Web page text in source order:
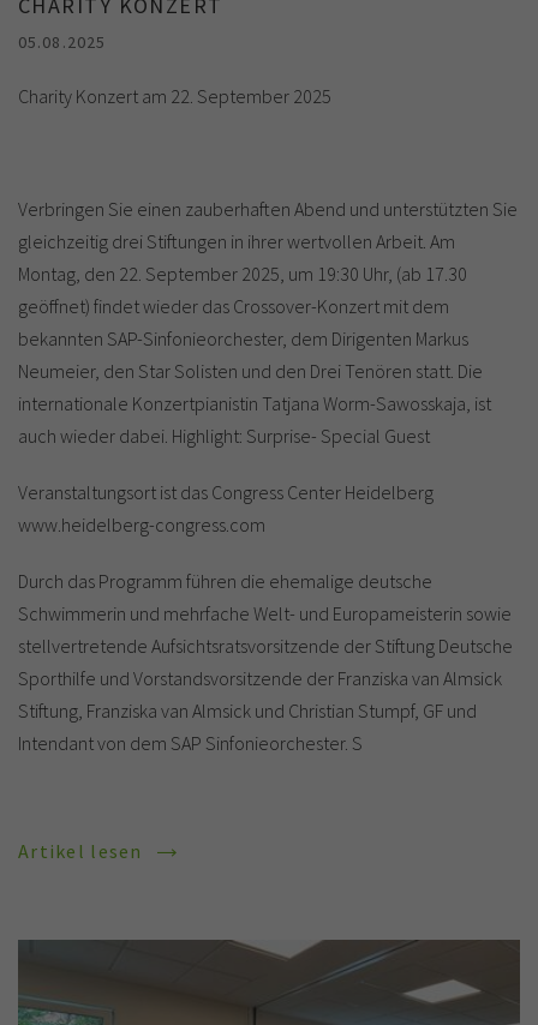
05.08.2025
Charity Konzert am 22. September 2025
Verbringen Sie einen zauberhaften Abend und unterstützten Sie
gleichzeitig drei Stiftungen in ihrer wertvollen Arbeit. Am
Montag, den 22. September 2025, um 19:30 Uhr, (ab 17.30
geöffnet) findet wieder das Crossover-Konzert mit dem
bekannten SAP-Sinfonieorchester, dem Dirigenten Markus
Neumeier, den Star Solisten und den Drei Tenören statt. Die
internationale Konzertpianistin Tatjana Worm-Sawosskaja, ist
auch wieder dabei. Highlight: Surprise- Special Guest
Veranstaltungsort ist das Congress Center Heidelberg
www.heidelberg-congress.com
Durch das Programm führen die ehemalige deutsche
Schwimmerin und mehrfache Welt- und Europameisterin sowie
stellvertretende Aufsichtsratsvorsitzende der Stiftung Deutsche
Sporthilfe und Vorstandsvorsitzende der Franziska van Almsick
Stiftung, Franziska van Almsick und Christian Stumpf, GF und
Intendant von dem SAP Sinfonieorchester. S
Artikel lesen